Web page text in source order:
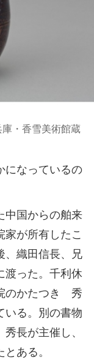
・香雪美術館蔵
になっているの
中国からの舶来
が所有したこ
、織田信長、兄
渡った。千利休
のかたつき 秀
いる。別の書物
長が主催し、
ある。